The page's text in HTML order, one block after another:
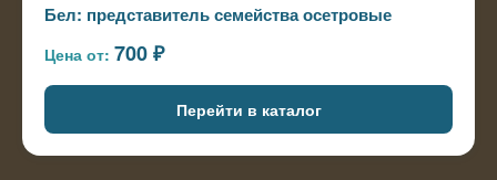
Бел: представитель семейства осетровые
Цена от: 700 ₽
Перейти в каталог